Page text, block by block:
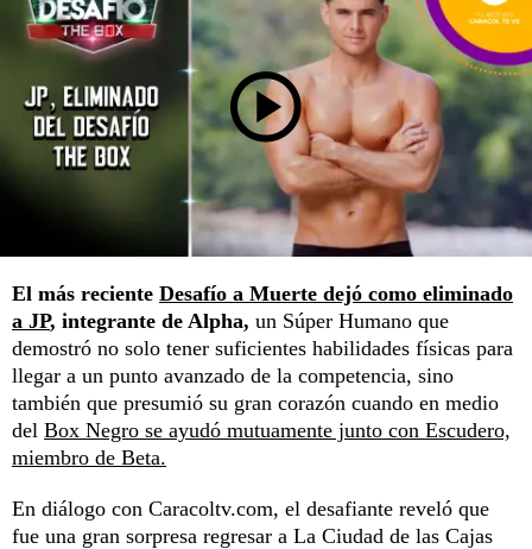
El más reciente Desafío a Muerte dejó como eliminado
a JP, integrante de Alpha, un Súper Humano que
demostró no solo tener suficientes habilidades físicas para
llegar a un punto avanzado de la competencia, sino
también que presumió su gran corazón cuando en medio
del Box Negro se ayudó mutuamente junto con Escudero,
miembro de Beta.
En diálogo con Caracoltv.com, el desafiante reveló que
fue una gran sorpresa regresar a La Ciudad de las Cajas